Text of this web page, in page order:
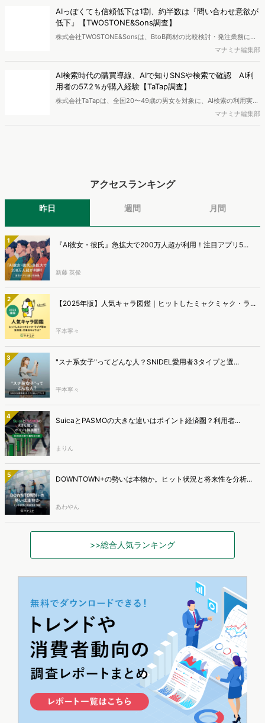
エンジン「Dockpit（ドックピット）」の新機能として、AIが市場分
析から仮説構築、レポート作成までを自律的にサポートする
「Dockpit AIエージェント」の提供を開始いたしました。
AIっぽくても信頼低下は1割、約半数は『問い合わせ意欲が
低下』【TWOSTONE&Sons調査】
株式会社TWOSTONE&Sonsは、BtoB商材の比較検討・発注業務に携
わる担当者を対象に、コンテンツのAIっぽさに関する意識調査を実施
マナミナ編集部
AI検索時代の購買導線、AIで知りSNSや検索で確認 AI利
用者の57.2％が購入経験【TaTap調査】
株式会社TaTapは、全国20〜49歳の男女を対象に、AI検索の利用実態
と、AIで知った商品をどこで確かめているかを調査し、結果を公開し
マナミナ編集部
アクセスランキング
昨日 週間 月間
1 『AI彼女・彼氏』急拡大で200万人超が利用！注目アプリ5...
新藤 英俊
2 【2025年版】人気キャラ図鑑｜ヒットしたミャクミャク・ラ...
平本寧々
3 "スナ系女子"ってどんな人？SNIDEL愛用者3タイプと選...
平本寧々
4 SuicaとPASMOの大きな違いはポイント経済圏？利用者...
まりん
5 DOWNTOWN+の勢いは本物か。ヒット状況と将来性を分析...
あわやん
>>総合人気ランキング